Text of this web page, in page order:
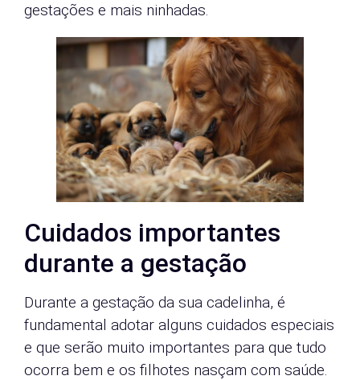
gestações e mais ninhadas.
Cuidados importantes
durante a gestação
Durante a gestação da sua cadelinha, é
fundamental adotar alguns cuidados especiais
e que serão muito importantes para que tudo
ocorra bem e os filhotes nasçam com saúde.